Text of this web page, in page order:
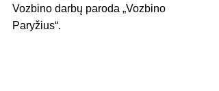
Vozbino darbų paroda „Vozbino
Paryžius“.